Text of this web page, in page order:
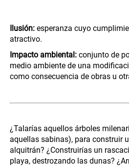
Ilusión: esperanza cuyo
atractivo.
Impacto ambiental: conjunto de
medio ambiente de una
como consecuencia de obras u
¿Talarías aquellos árboles
aquellas sabinas), para construir
alquitrán? ¿Construirías un
playa, destrozando las dunas?